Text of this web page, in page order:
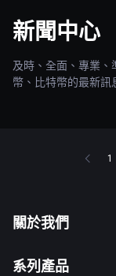
新聞中心
及時、全面、專業
幣、比特幣的最新訊
1
關於我們
系列產品